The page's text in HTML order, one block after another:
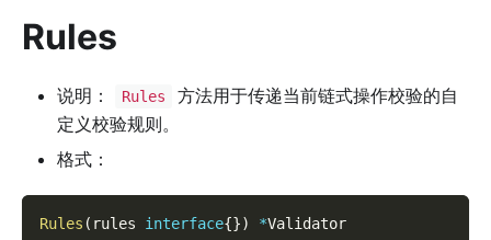
Rules
说明： Rules
方法用于传递当前链式操作校验的自
定义校验规则。
格式：
Rules ( rules interface{}) *Validator